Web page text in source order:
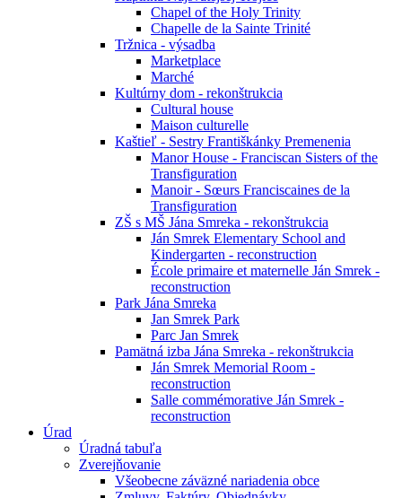
Chapel of the Holy Trinity
Chapelle de la Sainte Trinité
Tržnica - výsadba
Marketplace
Marché
Kultúrny dom - rekonštrukcia
Cultural house
Maison culturelle
Kaštieľ - Sestry Františkánky Premenenia
Manor House - Franciscan Sisters of the
Transfiguration
Manoir - Sœurs Franciscaines de la
Transfiguration
ZŠ s MŠ Jána Smreka - rekonštrukcia
Ján Smrek Elementary School and
Kindergarten - reconstruction
École primaire et maternelle Ján Smrek -
reconstruction
Park Jána Smreka
Jan Smrek Park
Parc Jan Smrek
Pamätná izba Jána Smreka - rekonštrukcia
Ján Smrek Memorial Room -
reconstruction
Salle commémorative Ján Smrek -
reconstruction
Úrad
Úradná tabuľa
Zverejňovanie
Všeobecne záväzné nariadenia obce